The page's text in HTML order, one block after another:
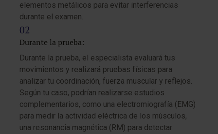
elementos metálicos para evitar interferencias
durante el examen.
Durante la prueba:
Durante la prueba, el especialista evaluará tus
movimientos y realizará pruebas físicas para
analizar tu coordinación, fuerza muscular y reflejos.
Según tu caso, podrían realizarse estudios
complementarios, como una electromiografía (EMG)
para medir la actividad eléctrica de los músculos,
una resonancia magnética (RM) para detectar